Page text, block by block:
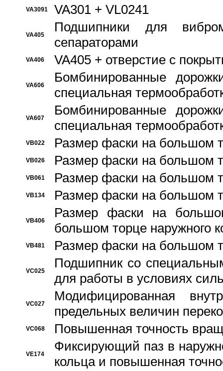
VA3091 VA301 + VL0241
VA405
Подшипники для
сепараторами
VA406 VA405 + отверстие с
VA606
Бомбинированные
специальная
VA607
Бомбинированные
специальная
VB022 Размер фаски на большом
VB026 Размер фаски на большом
VB061 Размер фаски на большом
VB134 Размер фаски на большом
VB406
Размер фаски на
большом торце наружного
VB481 Размер фаски на большом
VC025
Подшипник со
для работы в условиях
VC027
Модифицированная
предельных величин
VC068 Повышенная точность
VE174
Фиксирующий паз в
кольца и повышенная